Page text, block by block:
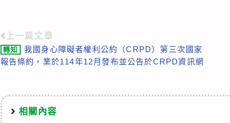
Read
more
上一篇文章
轉知
我國身心障礙者權利公約（CRPD）第三次國家
報告條約，業於114年12月發布並公告於CRPD資訊網
相關內容